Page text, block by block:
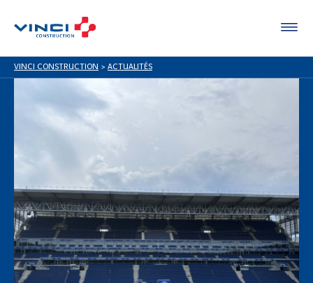
VINCI CONSTRUCTION > ACTUALITÉS